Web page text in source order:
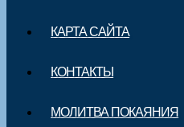
КАРТА САЙТА
КОНТАКТЫ
МОЛИТВА ПОКАЯНИЯ